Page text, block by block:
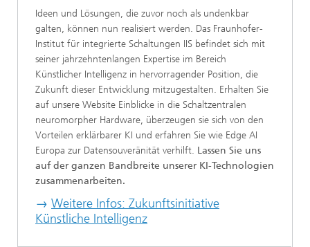
Ideen und Lösungen, die zuvor noch als undenkbar
galten, können nun realisiert werden. Das Fraunhofer-
Institut für integrierte Schaltungen IIS befindet sich mit
seiner jahrzehntenlangen Expertise im Bereich
Künstlicher Intelligenz in hervorragender Position, die
Zukunft dieser Entwicklung mitzugestalten. Erhalten Sie
auf unsere Website Einblicke in die Schaltzentralen
neuromorpher Hardware, überzeugen sie sich von den
Vorteilen erklärbarer KI und erfahren Sie wie Edge AI
Europa zur Datensouveränität verhilft. Lassen Sie uns
auf der ganzen Bandbreite unserer KI-Technologien
zusammenarbeiten.
→ Weitere Infos: Zukunftsinitiative
Künstliche Intelligenz